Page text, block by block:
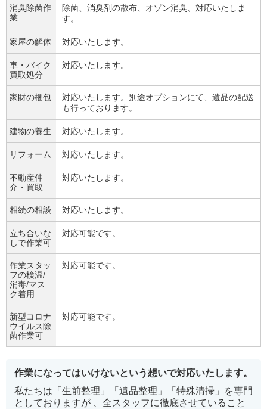
消臭除菌作
業
除菌、消臭剤の散布、オゾン消臭、対応いたしま
す。
家屋の解体 対応いたします。
車・バイク
買取処分
対応いたします。
家財の梱包
対応いたします。別途オプションにて、遺品の配送
も行っております。
建物の養生 対応いたします。
リフォーム 対応いたします。
不動産仲
介・買取
対応いたします。
相続の相談 対応いたします。
立ち合いな
しで作業可
対応可能です。
作業スタッ
フの検温/
消毒/マス
ク着用
対応可能です。
新型コロナ
ウイルス除
菌作業可
対応可能です。
作業になってはいけないという想いで対応いたします。
私たちは「生前整理」「遺品整理」「特殊清掃」を専門
としておりますが 、全スタッフに徹底させていること